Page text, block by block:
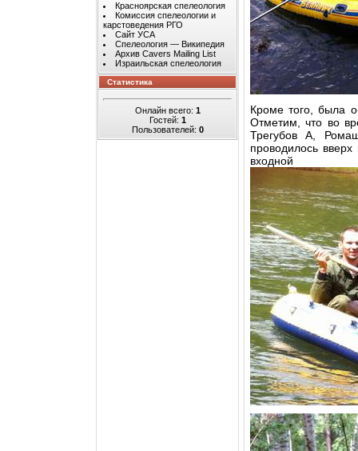
Красноярская спелеология
Комиссия спелеологии и
карстоведения РГО
Сайт УСА
Спелеология — Википедия
Архив Cavers Mailing List
Израильская спелеология
Статистика
Онлайн всего: 1
Гостей: 1
Пользователей: 0
Кроме того, была
Отметим, что во
Трегубов А,
проводилось